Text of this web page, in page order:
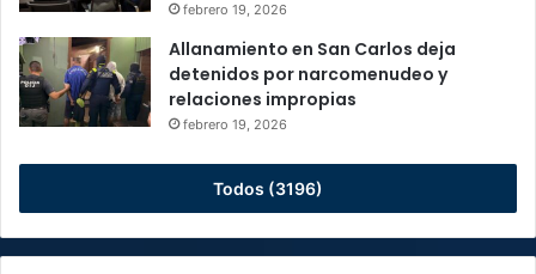
febrero 19, 2026
Allanamiento en San Carlos deja
detenidos por narcomenudeo y
relaciones impropias
febrero 19, 2026
Todos (3196)